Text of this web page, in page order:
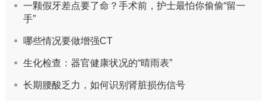
一颗假牙差点要了命？手术前，护士最怕你偷偷“留一
手”
哪些情况要做增强CT
生化检查：器官健康状况的“晴雨表”
长期腰酸乏力，如何识别肾脏损伤信号